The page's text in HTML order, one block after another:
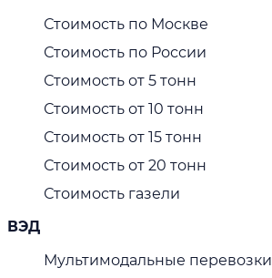
Стоимость по Москве
Стоимость по России
Стоимость от 5 тонн
Стоимость от 10 тонн
Стоимость от 15 тонн
Стоимость от 20 тонн
Стоимость газели
ВЭД
Мультимодальные перевозки